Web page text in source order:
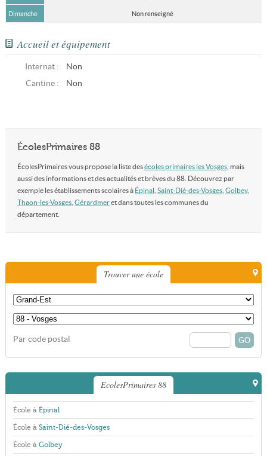
Dimanche Non renseigné
Accueil et équipement
Internat :
Non
Cantine :
Non
ÉcolesPrimaires 88
ÉcolesPrimaires vous propose la liste desécoles primaires les Vosges, mais
aussi des informations et des actualités et brèves du 88. Découvrez par
exemple les établissements scolaires à Épinal Saint-Dié-des-Vosges, Golbey,
Thaon-les-Vosges, Gérardmeret dans toutes les communes du
département.
Trouver une école
Par code postal
EcolesPrimaires 88
École à Épinal
École à Saint-Dié-des-Vosges
École à Golbey